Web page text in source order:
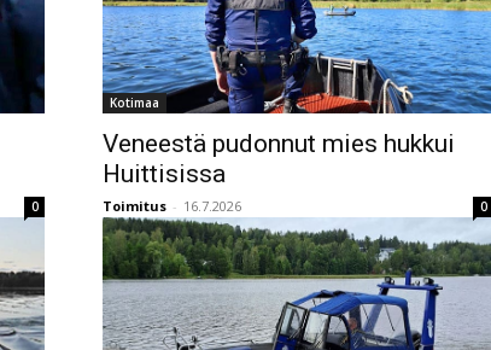
0
Kotimaa
Veneestä pudonnut mies hukkui
Huittisissa
Toimitus - 16.7.2026 0